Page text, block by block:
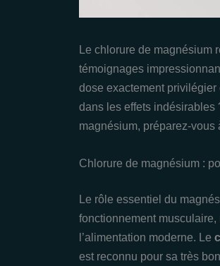
Le chlorure de magnésium
témoignages
dose exactement
dans les effets indésirables
magnésium, préparez-vous
Chlorure de magnésium :
Le rôle essentiel du
fonctionnement
l’alimentation moderne. Le
est reconnu pour sa très